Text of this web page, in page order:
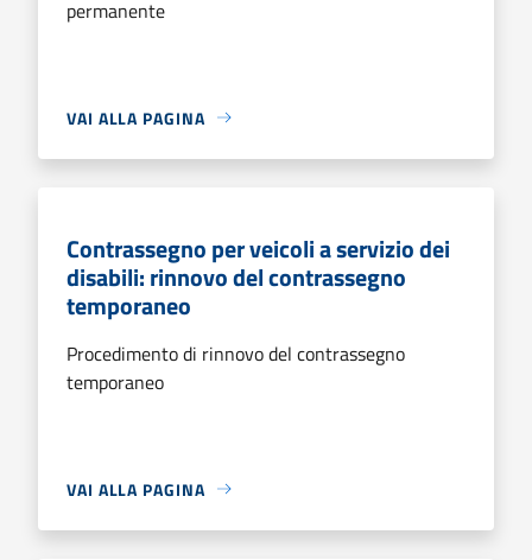
permanente
VAI ALLA PAGINA
Contrassegno per veicoli a servizio dei
disabili: rinnovo del contrassegno
temporaneo
Procedimento di rinnovo del contrassegno
temporaneo
VAI ALLA PAGINA